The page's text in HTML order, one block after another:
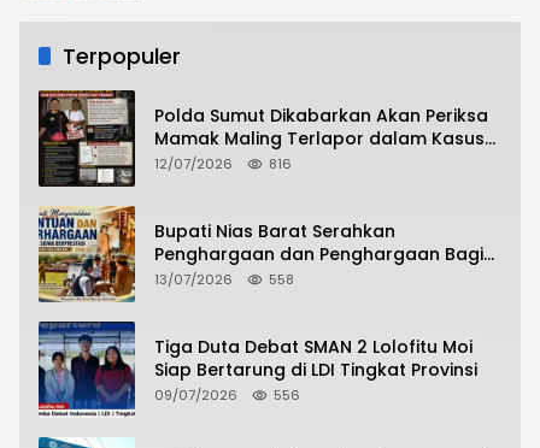
Terpopuler
Polda Sumut Dikabarkan Akan Periksa
Mamak Maling Terlapor dalam Kasus
Dugaan Penipuan Bermodus Surat
12/07/2026 816
Bupati Nias Barat Serahkan
Penghargaan dan Penghargaan Bagi
Siswa Berprestasi Pada Pembukaan TA
13/07/2026 558
Tiga Duta Debat SMAN 2 Lolofitu Moi
Siap Bertarung di LDI Tingkat Provinsi
09/07/2026 556